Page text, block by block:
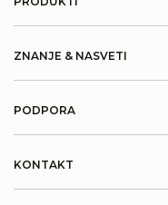
ZNANJE & NASVETI
PODPORA
KONTAKT